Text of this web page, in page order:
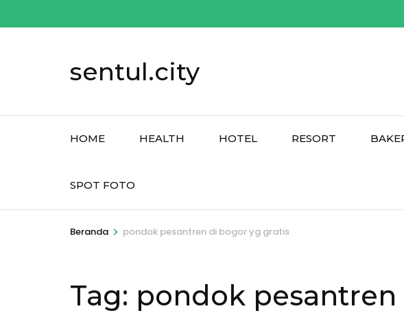
ke
sentul.city
HOME HEALTH HOTEL RESORT
SPOT FOTO
Beranda > pondok pesantren di bogor yg gratis
Tag: pondok